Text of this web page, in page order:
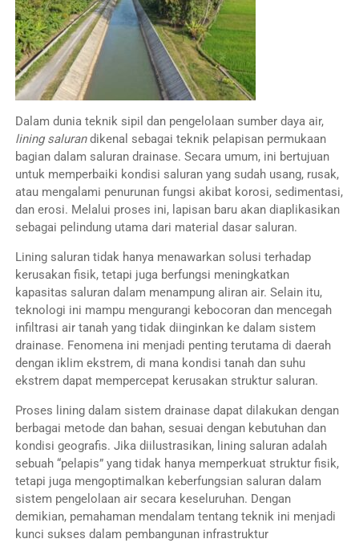
Dalam dunia teknik sipil dan pengelolaan sumber daya air,
lining salurandikenal sebagai teknik pelapisan permukaan
bagian dalam saluran drainase. Secara umum, ini bertujuan
untuk memperbaiki kondisi saluran yang sudah usang, rusak,
atau mengalami penurunan fungsi akibat korosi, sedimentasi,
dan erosi. Melalui proses ini, lapisan baru akan diaplikasikan
sebagai pelindung utama dari material dasar saluran.
Lining saluran tidak hanya menawarkan solusi terhadap
kerusakan fisik, tetapi juga berfungsi meningkatkan
kapasitas saluran dalam menampung aliran air. Selain itu,
teknologi ini mampu mengurangi kebocoran dan mencegah
infiltrasi air tanah yang tidak diinginkan ke dalam sistem
drainase. Fenomena ini menjadi penting terutama di daerah
dengan iklim ekstrem, di mana kondisi tanah dan suhu
ekstrem dapat mempercepat kerusakan struktur saluran.
Proses lining dalam sistem drainase dapat dilakukan dengan
berbagai metode dan bahan, sesuai dengan kebutuhan dan
kondisi geografis. Jika diilustrasikan, lining saluran adalah
sebuah “pelapis” yang tidak hanya memperkuat struktur fisik,
tetapi juga mengoptimalkan keberfungsian saluran dalam
sistem pengelolaan air secara keseluruhan. Dengan
demikian, pemahaman mendalam tentang teknik ini menjadi
kunci sukses dalam pembangunan infrastruktur